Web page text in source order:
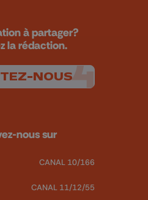
à partager?
la rédaction.
NOUS
nous sur
CANAL 10/166
CANAL 11/12/55